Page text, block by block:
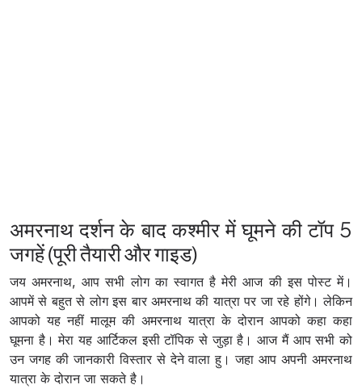
अमरनाथ दर्शन के बाद कश्मीर में घूमने की टॉप 5
जगहें (पूरी तैयारी और गाइड)
जय अमरनाथ, आप सभी लोग का स्वागत है मेरी आज की इस पोस्ट में।
आपमें से बहुत से लोग इस बार अमरनाथ की यात्रा पर जा रहे होंगे। लेकिन
आपको यह नहीं मालूम की अमरनाथ यात्रा के दोरान आपको कहा कहा
घूमना है। मेरा यह आर्टिकल इसी टॉपिक से जुड़ा है। आज मैं आप सभी को
उन जगह की जानकारी विस्तार से देने वाला हु। जहा आप अपनी अमरनाथ
यात्रा के दोरान जा सकते है।